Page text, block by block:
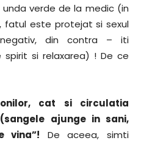
verde de la medic (in
fatul este protejat si sexul
din contra – iti
si relaxarea) ! De ce
cat si circulatia
ajunge in sani,
vina”! De aceea, simti